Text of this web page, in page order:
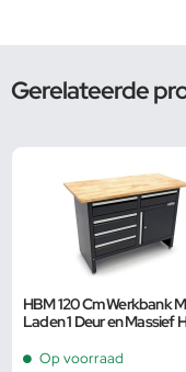
Gerelateerde
HBM 120 Cm Werkbank
Laden 1 Deur en Massief
Op voorraad